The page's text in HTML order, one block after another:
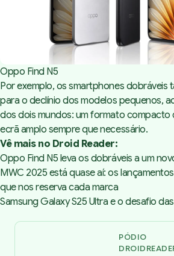
Oppo Find N5
Por exemplo, os smartphones dobráveis
para o declínio dos modelos pequenos,
dos dois mundos: um formato compacto
ecrã amplo sempre que necessário.
Vê mais no Droid Reader:
Oppo Find N5 leva os dobráveis a um
MWC 2025 está quase aí: os
que nos reserva cada marca
Samsung Galaxy S25 Ultra e o desafio
PÓDIO